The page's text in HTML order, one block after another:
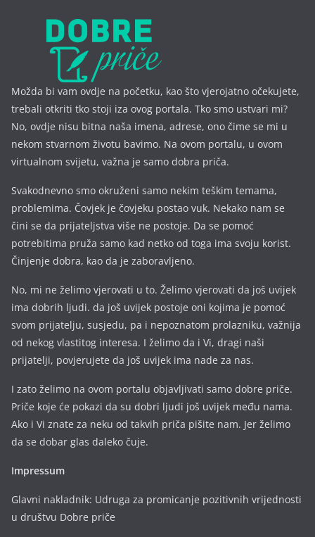
Možda bi vam ovdje na početku, kao što vjerojatno očekujete,
trebali otkriti tko stoji iza ovog portala. Tko smo ustvari mi?
No, ovdje nisu bitna naša imena, adrese, ono čime se mi u
nekom stvarnom životu bavimo. Na ovom portalu, u ovom
virtualnom svijetu, važna je samo dobra priča.
Svakodnevno smo okruženi samo nekim teškim temama,
problemima. Čovjek je čovjeku postao vuk. Nekako nam se
čini se da prijateljstva više ne postoje. Da se pomoć
potrebitima pruža samo kad netko od toga ima svoju korist.
Činjenje dobra, kao da je zaboravljeno.
No, mi ne želimo vjerovati u to. Želimo vjerovati da još uvijek
ima dobrih ljudi. da još uvijek postoje oni kojima je pomoć
svom prijatelju, susjedu, pa i nepoznatom prolazniku, važnija
od nekog vlastitog interesa. I želimo da i Vi, dragi naši
prijatelji, povjerujete da još uvijek ima nade za nas.
I zato želimo na ovom portalu objavljivati samo dobre priče.
Priče koje će pokazi da su dobri ljudi još uvijek među nama.
Ako i Vi znate za neku od takvih priča pišite nam. Jer želimo
da se dobar glas daleko čuje.
Impressum
Glavni nakladnik: Udruga za promicanje pozitivnih vrijednosti
u društvu Dobre priče